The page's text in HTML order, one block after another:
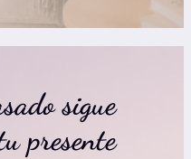
sigue
presente